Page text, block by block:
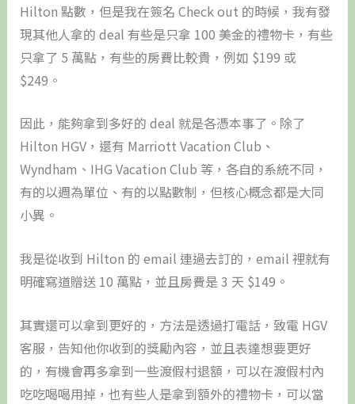
Hilton 點數，但是我在簽名 Check out 的時候，我有發
現其他人拿的 deal 有些是只拿 100 美金的禮物卡，有些
只拿了 5 萬點，有些的房費比較貴，例如 $199 或
$249。
因此，能夠拿到多好的 deal 就是各憑本事了。除了
Hilton HGV，還有 Marriott Vacation Club、
Wyndham、IHG Vacation Club 等，各自的系統不同，
有的以週為單位、有的以點數制，但核心概念都是大同
小異。
我是從收到 Hilton 的 email 連過去訂的，email 裡就有
明確寫道贈送 10 萬點，並且房費是 3 天 $149。
其實還可以拿到更好的，方法是透過打電話，致電 HGV
客服，告知他你收到的獎勵內容，並且表達想要更好
的，有機會再多拿到一些渡假村退額，可以在渡假村內
吃吃喝喝用掉，也有些人是拿到額外的禮物卡，可以當